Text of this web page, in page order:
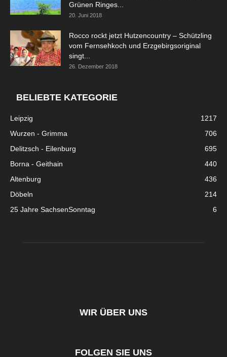
Grünen Ringes...
20. Juni 2018
Rocco rockt jetzt Hutzencountry – Schützling
vom Fernsehkoch und Erzgebirgsoriginal
singt...
26. Dezember 2018
BELIEBTE KATEGORIE
Leipzig
1217
Wurzen - Grimma
706
Delitzsch - Eilenburg
695
Borna - Geithain
440
Altenburg
436
Döbeln
214
25 Jahre SachsenSonntag
6
WIR ÜBER UNS
FOLGEN SIE UNS